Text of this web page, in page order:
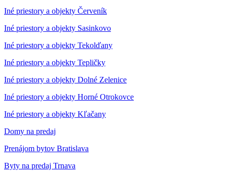
Iné priestory a objekty Červeník
Iné priestory a objekty Sasinkovo
Iné priestory a objekty Tekolďany
Iné priestory a objekty Tepličky
Iné priestory a objekty Dolné Zelenice
Iné priestory a objekty Horné Otrokovce
Iné priestory a objekty Kľačany
Domy na predaj
Prenájom bytov Bratislava
Byty na predaj Trnava